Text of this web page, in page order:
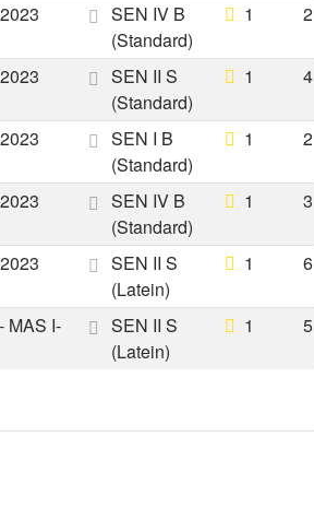
SEN IV B
(Standard)
1 2
SEN II S
(Standard)
1 4
SEN I B
(Standard)
1 2
SEN IV B
(Standard)
1 3
SEN II S
(Latein)
1 6
MAS I-
SEN II S
(Latein)
1 5